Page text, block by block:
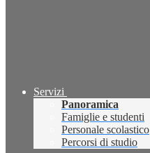
Servizi
Panoramica
Famiglie e studenti
Personale scolastico
Percorsi di studio